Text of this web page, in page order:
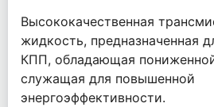
Высококачественная
жидкость, предназначенная
КПП, обладающая
служащая для повышенной
энергоэффективности.